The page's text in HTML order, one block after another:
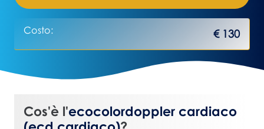
Costo: € 130
Cos'è l'ecocolordoppler cardiaco